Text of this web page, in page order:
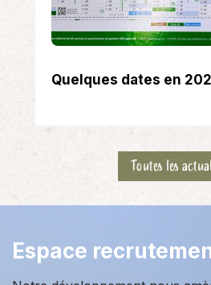
Quelques dates en
Toutes les
Espace